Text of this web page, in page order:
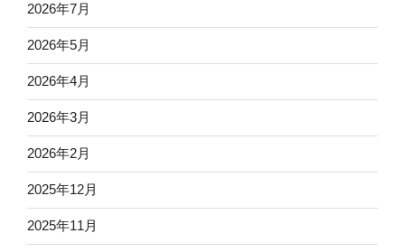
2026年7月
2026年5月
2026年4月
2026年3月
2026年2月
2025年12月
2025年11月